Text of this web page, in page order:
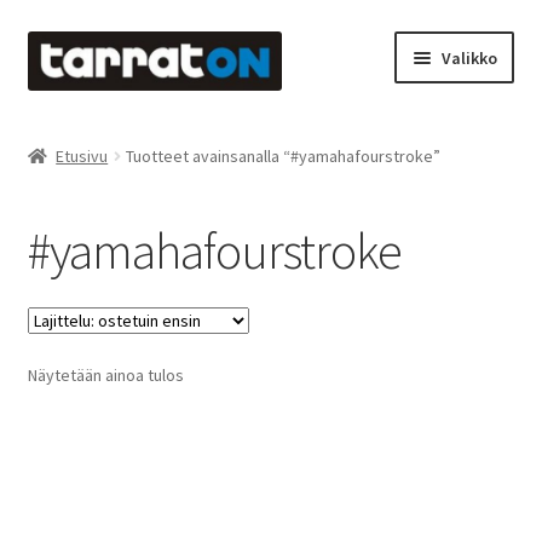
Siirry
navigointiin
Siirry
sisältöön
Valikko
Laserleikkaus & -kaiverrus
Mainosteippaukset & teippausten poisto
Muovitarrat & tulostetut tarrat
Etusivu Tuotteet avainsanalla “#yamahafourstroke”
#yamahafourstroke
Näytetään ainoa tulos